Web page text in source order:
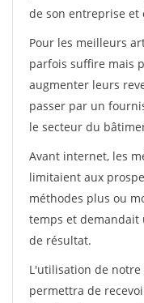
de son entreprise
Pour les meilleurs
parfois suffire mais
augmenter leurs
passer par un
le secteur du
Avant internet, les
limitaient aux
méthodes plus ou
temps et demandait
de résultat.
L'utilisation de notre
permettra de